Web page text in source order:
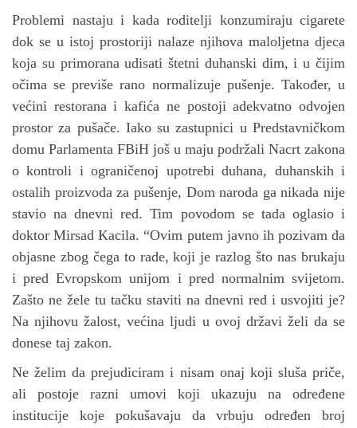
Problemi nastaju i kada roditelji konzumiraju cigarete
dok se u istoj prostoriji nalaze njihova maloljetna djeca
koja su primorana udisati štetni duhanski dim, i u čijim
očima se previše rano normalizuje pušenje. Također, u
većini restorana i kafića ne postoji adekvatno odvojen
prostor za pušače. Iako su zastupnici u Predstavničkom
domu Parlamenta FBiH još u maju podržali Nacrt zakona
o kontroli i ograničenoj upotrebi duhana, duhanskih i
ostalih proizvoda za pušenje, Dom naroda ga nikada nije
stavio na dnevni red. Tim povodom se tada oglasio i
doktor Mirsad Kacila. “Ovim putem javno ih pozivam da
objasne zbog čega to rade, koji je razlog što nas brukaju
i pred Evropskom unijom i pred normalnim svijetom.
Zašto ne žele tu tačku staviti na dnevni red i usvojiti je?
Na njihovu žalost, većina ljudi u ovoj državi želi da se
donese taj zakon.
Ne želim da prejudiciram i nisam onaj koji sluša priče,
ali postoje razni umovi koji ukazuju na određene
institucije koje pokušavaju da vrbuju određen broj